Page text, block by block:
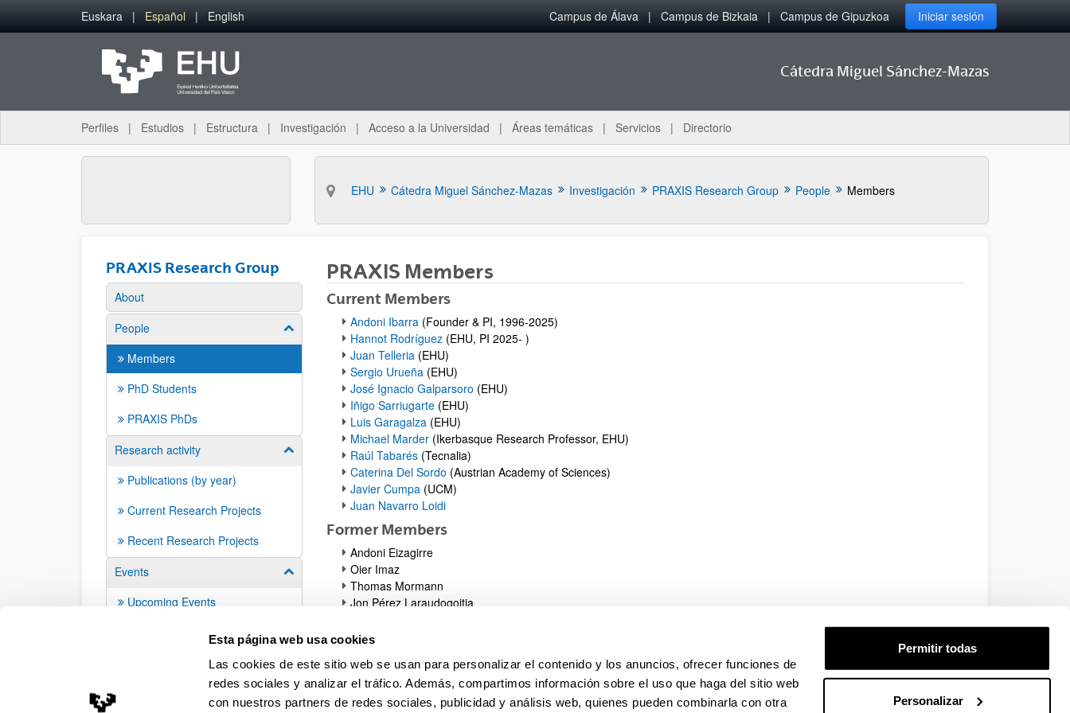
Esta página web usa cookies
Las cookies de este sitio web se usan para personalizar el contenido y los anuncios, ofrecer funciones de
redes sociales y analizar el tráfico. Además, compartimos información sobre el uso que haga del sitio web
con nuestros partners de redes sociales, publicidad y análisis web, quienes pueden combinarla con otra
Permitir todas
Personalizar
Saltar al contenido principal
Euskara Español English Campus de Álava Campus de Bizkaia Campus de Gipuzkoa Iniciar sesión
Cátedra Miguel Sánchez-Mazas
Perfiles Estudios Estructura Investigación Acceso a la Universidad Áreas temáticas Servicios Directorio
EHU Cátedra Miguel Sánchez-Mazas Investigación PRAXIS Research Group People Members
PRAXIS Research Group
About
People
Mostrar/ocultar subpáginas
Members
PhD Students
PRAXIS PhDs
Research activity
Mostrar/ocultar subpáginas
Publications (by year)
Current Research Projects
Recent Research Projects
Events
Mostrar/ocultar subpáginas
Upcoming Events
PRAXIS Members
Current Members
Andoni Ibarra (Founder & PI, 1996-2025)
Hannot Rodríguez (EHU, PI 2025- )
Juan Telleria (EHU)
Sergio Urueña (EHU)
José Ignacio Galparsoro (EHU)
Iñigo Sarriugarte (EHU)
Luis Garagalza (EHU)
Michael Marder (Ikerbasque Research Professor, EHU)
Raúl Tabarés (Tecnalia)
Caterina Del Sordo (Austrian Academy of Sciences)
Javier Cumpa (UCM)
Juan Navarro Loidi
Former Members
Andoni Eizagirre
Oier Imaz
Thomas Mormann
Jon Pérez Laraudogoitia
Iñaki San Pedro